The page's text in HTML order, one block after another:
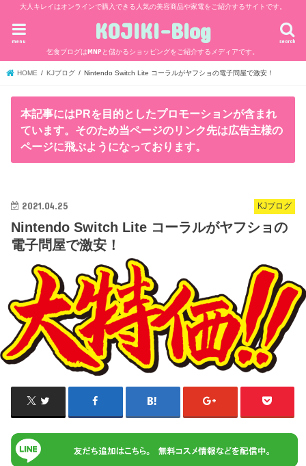
大人キレイはオンラインで購入できる人気の美容商品や家電をご紹介するサイトです。
KOJIKI-Blog
乞食ブログはMNPと儲かるショッピングをご紹介するメディアです。
search
menu
HOME KJブログ Nintendo Switch Lite コーラルがヤフショの電子問屋で激安！
本記事にはPRを目的としたプロモーションが含まれ
ています。そのため当ページのリンク先は広告主様の
ページに飛ぶようになっております。
KJブログ
2021.04.25
Nintendo Switch Lite コーラルがヤフショの
電子問屋で激安！